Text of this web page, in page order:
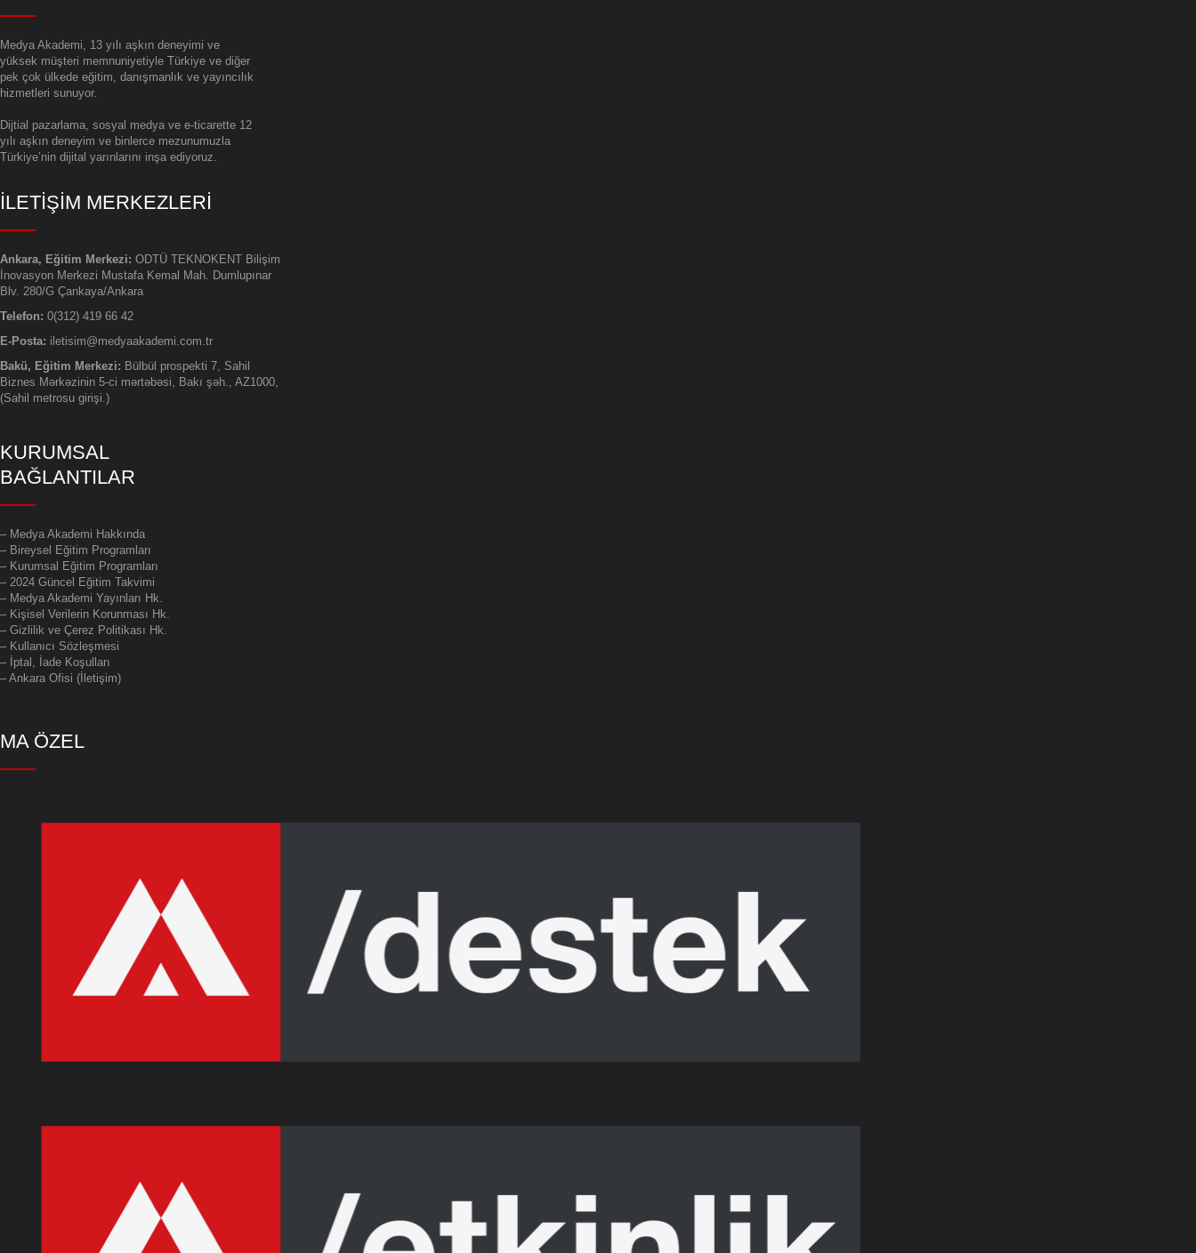
Medya Akademi, 13 yılı aşkın deneyimi ve
yüksek müşteri memnuniyetiyle Türkiye ve diğer
pek çok ülkede eğitim, danışmanlık ve yayıncılık
hizmetleri sunuyor.
Dijtial pazarlama, sosyal medya ve e-ticarette 12
yılı aşkın deneyim ve binlerce mezunumuzla
Türkiye’nin dijital yarınlarını inşa ediyoruz.
İLETİŞİM MERKEZLERİ
Ankara, Eğitim Merkezi: ODTÜ TEKNOKENT Bilişim
İnovasyon Merkezi Mustafa Kemal Mah. Dumlupınar
Blv. 280/G Çankaya/Ankara
Telefon: 0(312) 419 66 42
E-Posta: iletisim@medyaakademi.com.tr
Bakü, Eğitim Merkezi: Bülbül prospekti 7, Sahil
Biznes Mərkəzinin 5-ci mərtəbəsi, Bakı şəh., AZ1000,
(Sahil metrosu girişi.)
KURUMSAL
BAĞLANTILAR
– Medya Akademi Hakkında
– Bireysel Eğitim Programları
– Kurumsal Eğitim Programları
– 2024 Güncel Eğitim Takvimi
– Medya Akademi Yayınları Hk.
– Kişisel Verilerin Korunması Hk.
– Gizlilik ve Çerez Politikası Hk.
– Kullanıcı Sözleşmesi
– İptal, İade Koşulları
– Ankara Ofisi (İletişim)
MA ÖZEL